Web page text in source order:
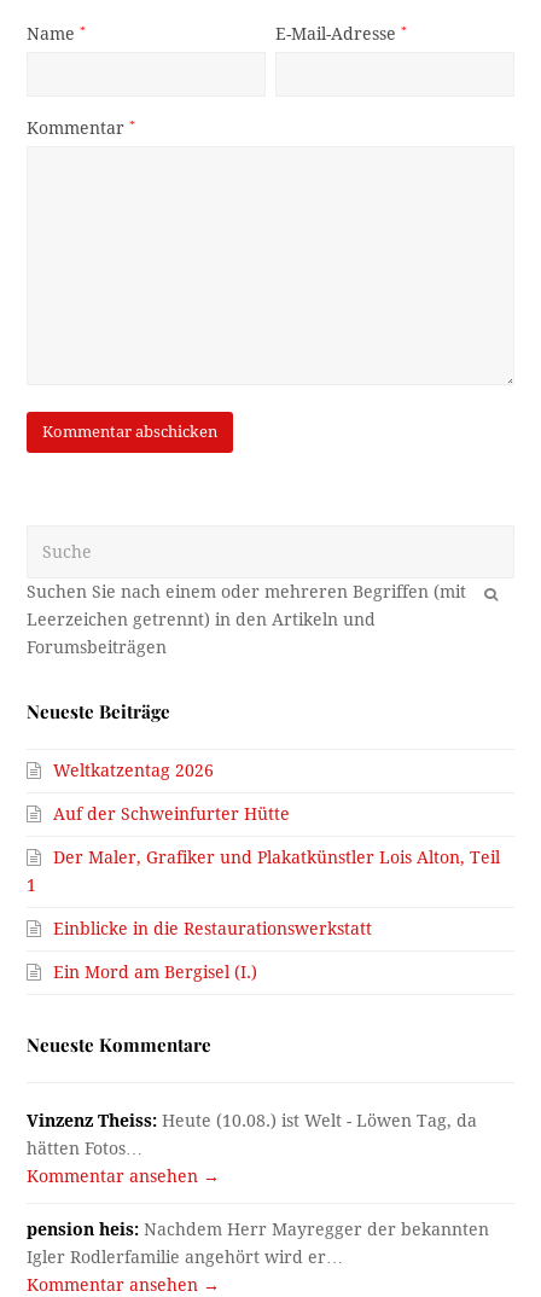
Name* E-Mail-Adresse*
Kommentar*
OK
Neueste Beiträge
Weltkatzentag 2026
Auf der Schweinfurter Hütte
Der Maler, Grafiker und Plakatkünstler Lois Alton, Teil
1
Einblicke in die Restaurationswerkstatt
Ein Mord am Bergisel (I.)
Neueste Kommentare
Vinzenz Theiss: Heute (10.08.) ist Welt - Löwen Tag, da
hätten Fotos…
Kommentar ansehen →
pension heis: Nachdem Herr Mayregger der bekannten
Igler Rodlerfamilie angehört wird er…
Kommentar ansehen →